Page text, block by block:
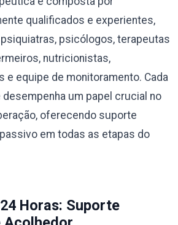
qualificados e experientes,
psicólogos, terapeutas
nutricionistas,
equipe de monitoramento. Cada
um papel crucial no
oferecendo suporte
em todas as etapas do
Horas: Suporte